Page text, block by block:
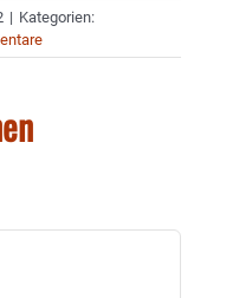
| Kategorien: